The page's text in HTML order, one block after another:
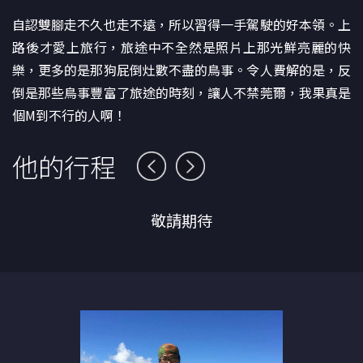
自認雙腳走不久也走不遠，所以習得一手駕駛的好本領。上
路後才愛上旅行，旅途中不全然是照片上那光鮮亮麗的快
樂，更多的是那狗屁倒灶數不盡的鳥事。令人費解的是，反
倒是那些鳥事豐富了旅途的時刻，讓人不禁莞爾，我果真是
個M到不行的人啊！
他的行程
敬請期待